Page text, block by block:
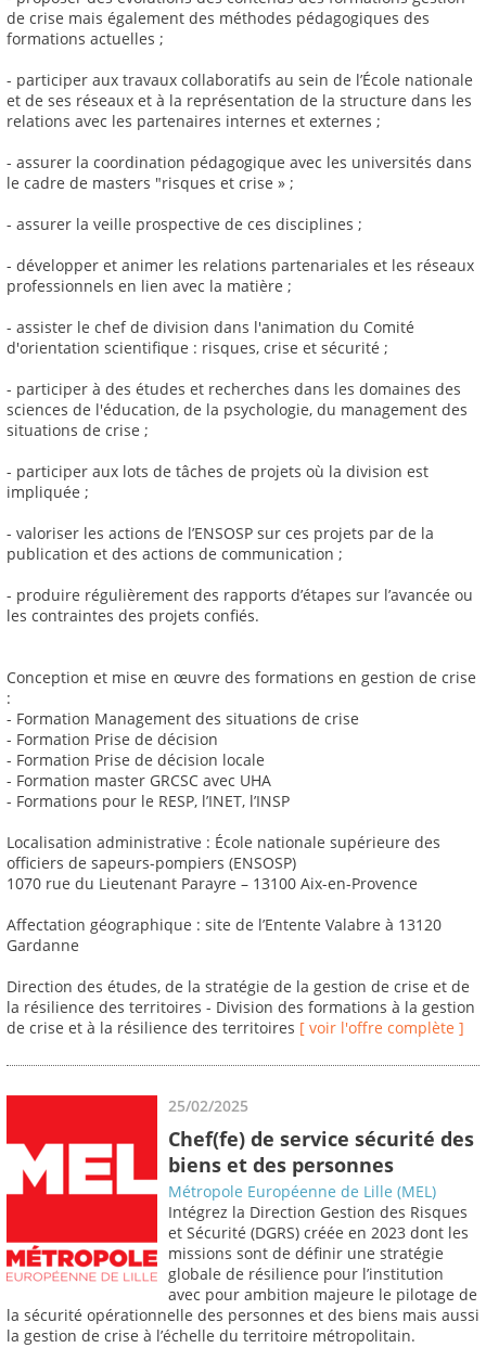
de crise mais également des méthodes pédagogiques des
formations actuelles ;
- participer aux travaux collaboratifs au sein de l’École nationale
et de ses réseaux et à la représentation de la structure dans les
relations avec les partenaires internes et externes ;
- assurer la coordination pédagogique avec les universités dans
le cadre de masters "risques et crise » ;
- assurer la veille prospective de ces disciplines ;
- développer et animer les relations partenariales et les réseaux
professionnels en lien avec la matière ;
- assister le chef de division dans l'animation du Comité
d'orientation scientifique : risques, crise et sécurité ;
- participer à des études et recherches dans les domaines des
sciences de l'éducation, de la psychologie, du management des
situations de crise ;
- participer aux lots de tâches de projets où la division est
impliquée ;
- valoriser les actions de l’ENSOSP sur ces projets par de la
publication et des actions de communication ;
- produire régulièrement des rapports d’étapes sur l’avancée ou
les contraintes des projets confiés.
Conception et mise en œuvre des formations en gestion de crise
:
- Formation Management des situations de crise
- Formation Prise de décision
- Formation Prise de décision locale
- Formation master GRCSC avec UHA
- Formations pour le RESP, l’INET, l’INSP
Localisation administrative : École nationale supérieure des
officiers de sapeurs-pompiers (ENSOSP)
1070 rue du Lieutenant Parayre – 13100 Aix-en-Provence
Affectation géographique : site de l’Entente Valabre à 13120
Gardanne
Direction des études, de la stratégie de la gestion de crise et de
la résilience des territoires - Division des formations à la gestion
de crise et à la résilience des territoires [ voir l'offre complète ]
25/02/2025
Chef(fe) de service sécurité des
biens et des personnes
Métropole Européenne de Lille (MEL)
Intégrez la Direction Gestion des Risques
et Sécurité (DGRS) créée en 2023 dont les
missions sont de définir une stratégie
globale de résilience pour l’institution
avec pour ambition majeure le pilotage de
la sécurité opérationnelle des personnes et des biens mais aussi
la gestion de crise à l’échelle du territoire métropolitain.